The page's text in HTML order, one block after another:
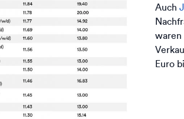
Auch
waren
Euro